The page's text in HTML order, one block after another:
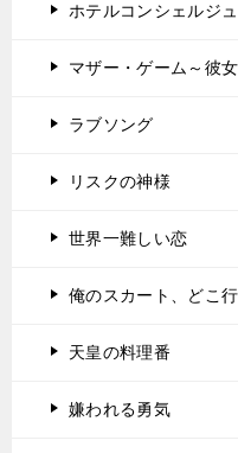
ホテルコンシェルジュ
マザー・ゲーム～彼
ラブソング
リスクの神様
世界一難しい恋
俺のスカート、どこ
天皇の料理番
嫌われる勇気